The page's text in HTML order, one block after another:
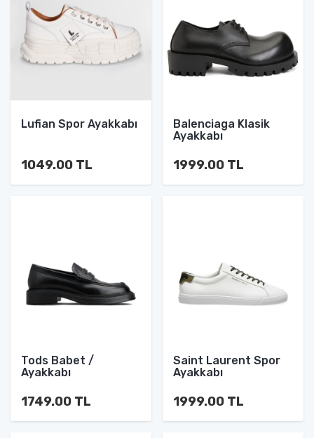
Lufian Spor Ayakkabı
1049.00 TL
Balenciaga Klasik
Ayakkabı
1999.00 TL
Tods Babet /
Ayakkabı
1749.00 TL
Saint Laurent Spor
Ayakkabı
1999.00 TL